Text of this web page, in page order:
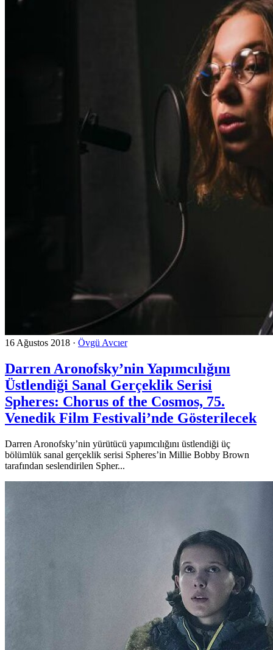
16 Ağustos 2018 · Övgü Avcıer
Darren Aronofsky’nin Yapımcılığını
Üstlendiği Sanal Gerçeklik Serisi
Spheres: Chorus of the Cosmos, 75.
Venedik Film Festivali’nde Gösterilecek
Darren Aronofsky’nin yürütücü yapımcılığını üstlendiği üç
bölümlük sanal gerçeklik serisi Spheres’in Millie Bobby Brown
tarafından seslendirilen Spher...